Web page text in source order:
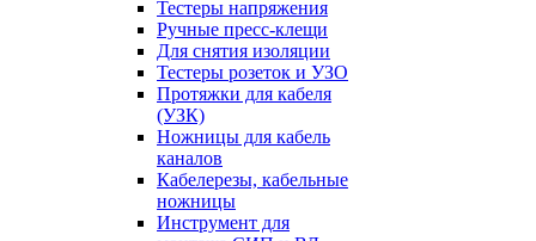
Тестеры напряжения
Ручные пресс-клещи
Для снятия изоляции
Тестеры розеток и УЗО
Протяжки для кабеля
(УЗК)
Ножницы для кабель
каналов
Кабелерезы, кабельные
ножницы
Инструмент для